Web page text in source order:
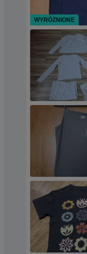
WYRÓŻNIONE